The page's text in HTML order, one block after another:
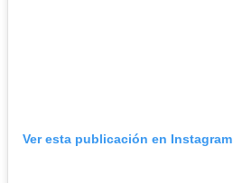
Ver esta publicación en Instagram